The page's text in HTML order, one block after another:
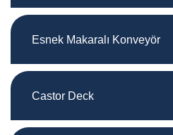
Esnek Makaralı Konveyör
Castor Deck